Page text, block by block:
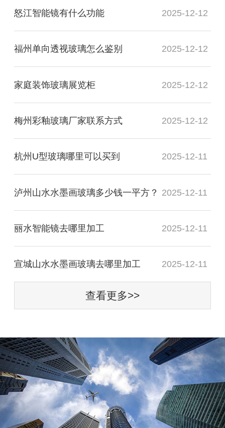
怒江智能镜有什么功能 2025-12-12
福州单向透视玻璃怎么鉴别 2025-12-12
家庭装饰玻璃展览柜 2025-12-12
梅州彩釉玻璃厂家联系方式 2025-12-12
杭州U型玻璃哪里可以买到 2025-12-11
泸州山水水墨画玻璃多少钱一平方？ 2025-12-11
丽水智能镜去哪里加工 2025-12-11
宣城山水水墨画玻璃去哪里加工 2025-12-11
查看更多>>